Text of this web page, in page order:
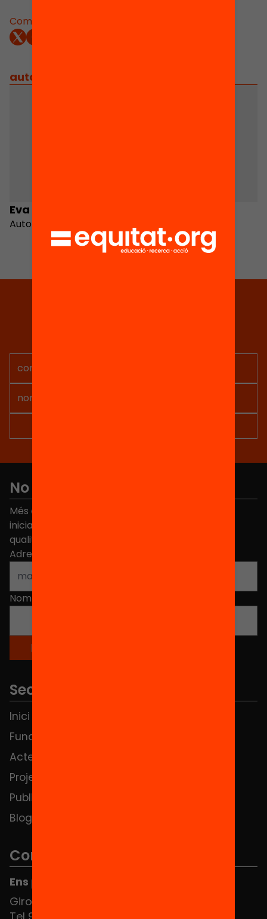
Comparteix:
autors
Eva Anduiza Perea
Autora
No et perdis res
Més de 40.000 persones ja han triat Equitat. Rep
iniciatives, propostes i projectes per millorar la
qualitat de l'educació a Catalunya.
Adreça electrònica
Nom
Seccions
Inici
Fundació
Actes
Projectes
Publicacions i vídeos
Blog
Contacte
Ens pots trobar al Hub Social
Girona 34, interior 08010 Barcelona